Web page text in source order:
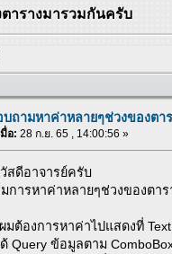
ารางมารวมกันครับ
บถามหาค่าหลายๆช่วงของตา
มื่อ: 28 ก.ย. 65 , 14:00:56 »
สดีอาจารย์ครับ
การหาค่าหลายๆช่วงของตา
มต้องการหาค่าไปแสดงที่
Query ข้อมูลตาม